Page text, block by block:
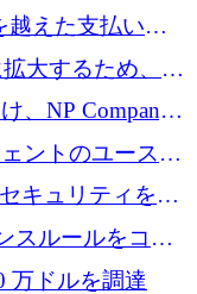
1 億 1,500 万ユ
越えた支払いを
を確保
大するため、25
ルのシリーズD
、NP Company
推進するために
確保
ントのユースケ
万ドルを調達
キュリティをも
調達
スルールをコー
調達
万ドルを調達